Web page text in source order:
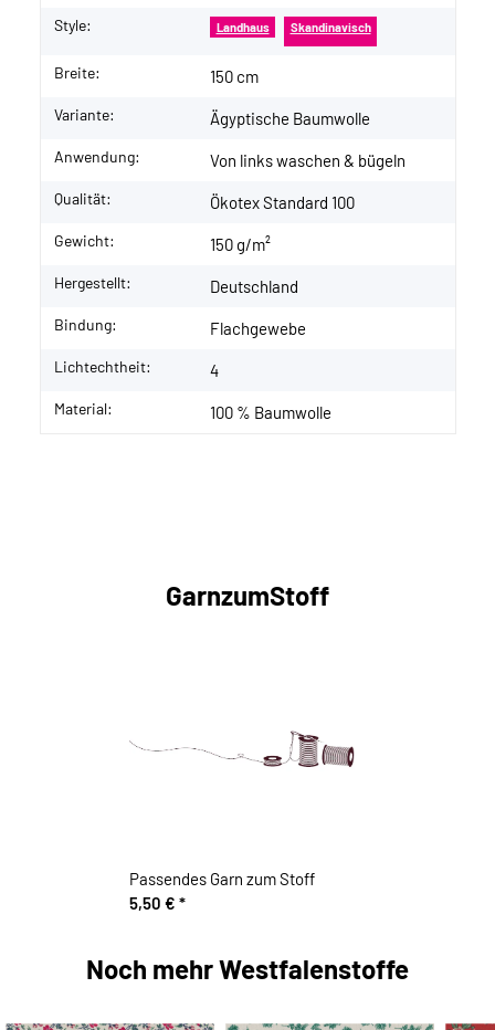
Style: Landhaus Skandinavisch
Breite: 150 cm
Variante: Ägyptische Baumwolle
Anwendung: Von links waschen & bügeln
Qualität: Ökotex Standard 100
Gewicht: 150 g/m²
Hergestellt: Deutschland
Bindung: Flachgewebe
Lichtechtheit: 4
Material: 100 % Baumwolle
GarnzumStoff
Passendes Garn zum Stoff
5,50 € *
Noch mehr Westfalenstoffe